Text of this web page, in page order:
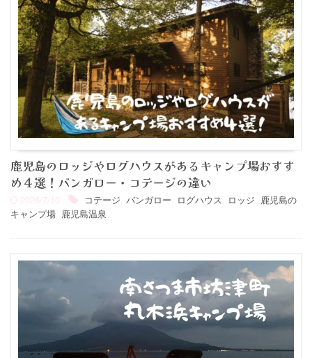
鹿児島のロッジやログハウスがあるキャンプ場おすす
め４選！バンガロー・コテージの違い
2026/7/10 コテージ バンガロー ログハウス ロッジ 鹿児島の
キャンプ場 鹿児島温泉